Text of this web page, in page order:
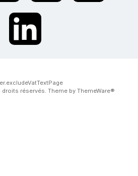
twt.widget.communities.linkedin.name
droits réservés. Theme by ThemeWare®